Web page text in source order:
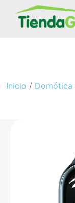
Inicio / Domótica